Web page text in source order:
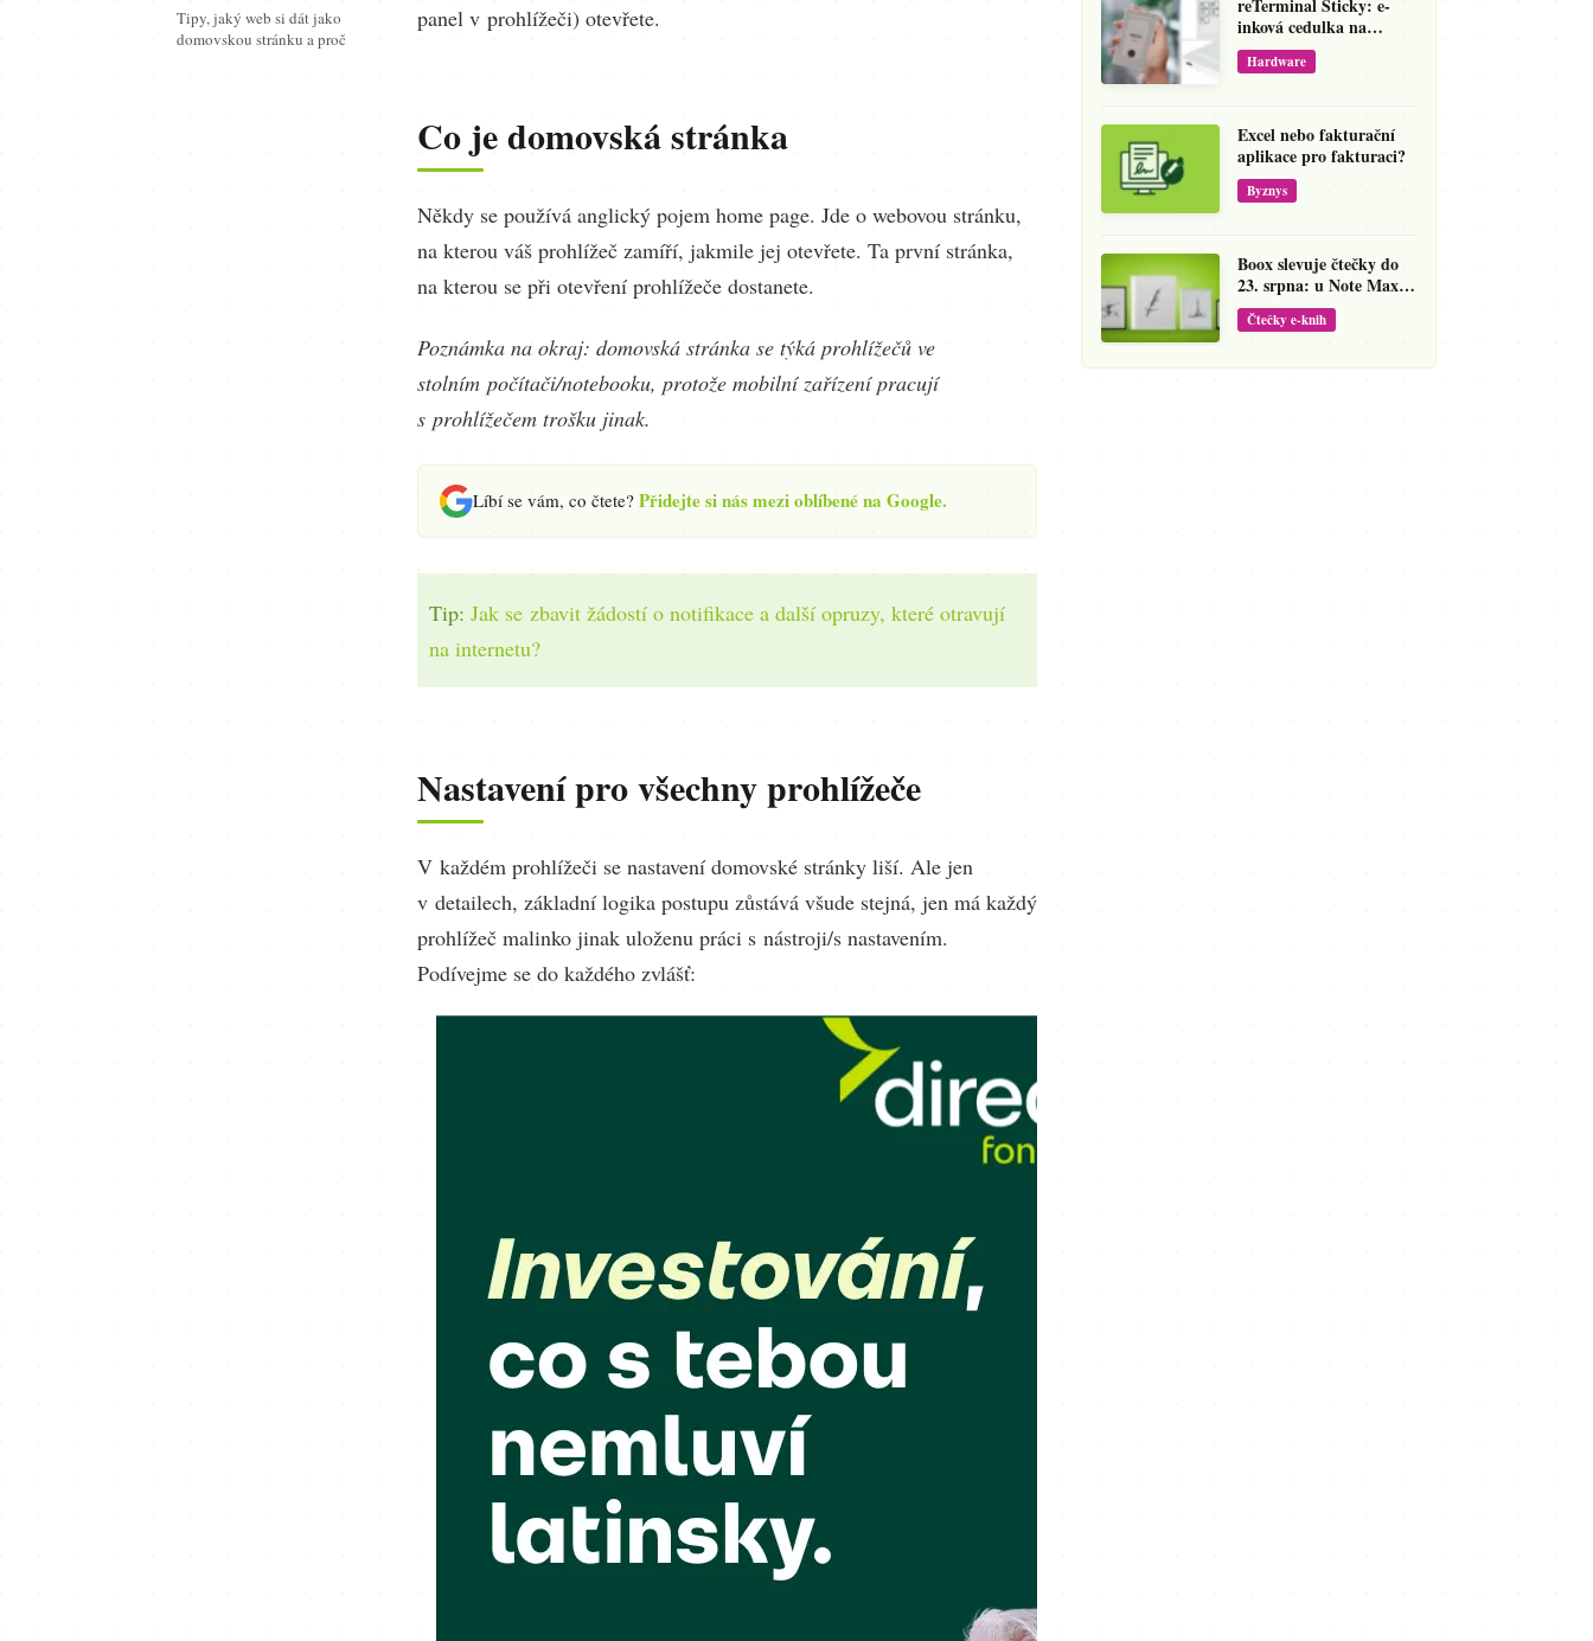
Tipy, jaký web si dát jako
domovskou stránku a proč
panel v prohlížeči) otevřete.
Co je domovská stránka
Někdy se používá anglický pojem home page. Jde o webovou stránku,
na kterou váš prohlížeč zamíří, jakmile jej otevřete. Ta první stránka,
na kterou se při otevření prohlížeče dostanete.
Poznámka na okraj: domovská stránka se týká prohlížečů ve
stolním počítači/notebooku, protože mobilní zařízení pracují
s prohlížečem trošku jinak.
Líbí se vám, co čtete? Přidejte si nás mezi oblíbené na Google.
Tip: Jak se zbavit žádostí o notifikace a další opruzy, které otravují
na internetu?
Nastavení pro všechny prohlížeče
V každém prohlížeči se nastavení domovské stránky liší. Ale jen
v detailech, základní logika postupu zůstává všude stejná, jen má každý
prohlížeč malinko jinak uloženu práci s nástroji/s nastavením.
Podívejme se do každého zvlášť:
reTerminal Sticky: e-
inková cedulka na
ledničku, která přepíše
váš hlas na vzkaz
Hardware
Excel nebo fakturační
aplikace pro fakturaci?
Byznys
Boox slevuje čtečky do
23. srpna: u Note Maxu
jde cena dolů o 138 eur
Čtečky e-knih